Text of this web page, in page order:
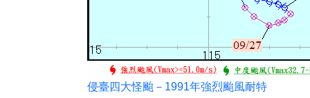
侵臺四大怪颱－1991年強烈颱風耐特